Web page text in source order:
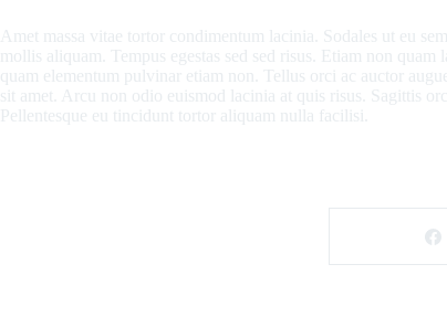
Amet massa vitae tortor condimentum lacinia. Sodales ut eu
mollis aliquam. Tempus egestas sed sed risus. Etiam non
quam elementum pulvinar etiam non. Tellus orci ac auctor
sit amet. Arcu non odio euismod lacinia at quis risus. Sagittis
Pellentesque eu tincidunt tortor aliquam nulla facilisi.